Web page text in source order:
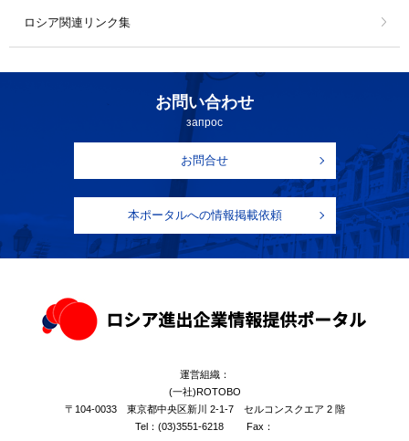
ロシア関連リンク集
お問い合わせ
запрос
お問合せ
本ポータルへの情報掲載依頼
運営組織：
(一社)ROTOBO
〒104-0033 東京都中央区新川 2-1-7 セルコンスクエア 2 階
Tel： (03)3551-6218 Fax：